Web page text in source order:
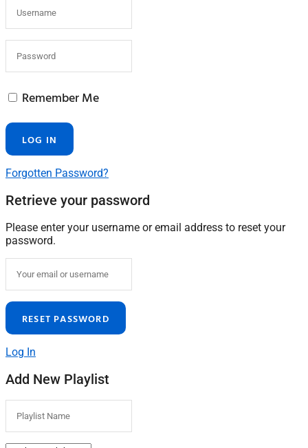
Remember Me
Forgotten Password?
Retrieve your password
Please enter your username or email address to reset your
password.
Log In
Add New Playlist